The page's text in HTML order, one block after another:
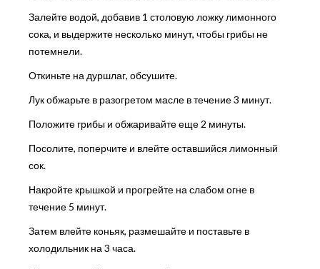
Залейте водой, добавив 1 столовую ложку лимонного
сока, и выдержите несколько минут, чтобы грибы не
потемнели.
Откиньте на дуршлаг, обсушите.
Лук обжарьте в разогретом масле в течение 3 минут.
Положите грибы и обжаривайте еще 2 минуты.
Посолите, поперчите и влейте оставшийся лимонный
сок.
Накройте крышкой и прогрейте на слабом огне в
течение 5 минут.
Затем влейте коньяк, размешайте и поставьте в
холодильник на 3 часа.